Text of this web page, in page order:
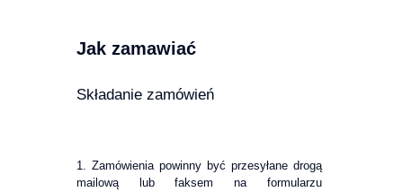
Jak zamawiać
Składanie zamówień
1. Zamówienia powinny być przesyłane drogą
mailową lub faksem na formularzu